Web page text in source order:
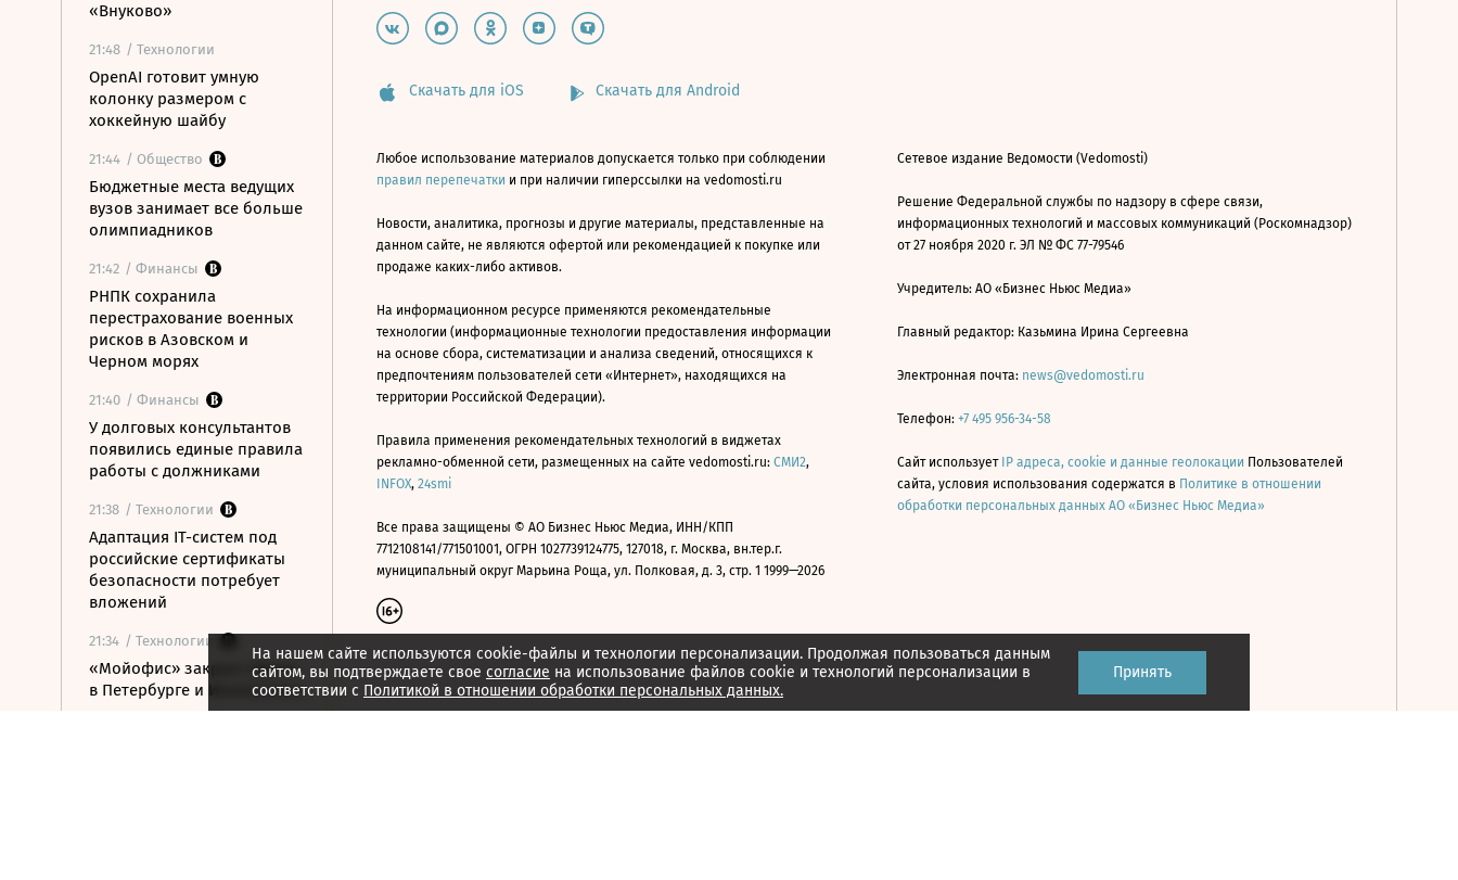
«Внуково»
21:48 / Технологии
OpenAI готовит умную
колонку размером с
хоккейную шайбу
21:44 / Общество
Бюджетные места ведущих
вузов занимает все больше
олимпиадников
21:42 / Финансы
РНПК сохранила
перестрахование военных
рисков в Азовском и
Черном морях
21:40 / Финансы
У долговых консультантов
появились единые правила
работы с должниками
21:38 / Технологии
Адаптация IT-систем под
российские сертификаты
безопасности потребует
вложений
21:34 / Технологии
«Мойофис» закрыл офисы
в Петербурге и Иннополисе
На нашем сайте используются cookie-файлы и технологии персонализации. Продолжая пользоваться данным
сайтом, вы подтверждаете свое согласие на использование файлов cookie и технологий персонализации в
соответствии с Политикой в отношении обработки персональных данных.
Принять
Скачать для iOS Скачать для Android
Любое использование материалов допускается только при соблюдении
правил перепечатки и при наличии гиперссылки на vedomosti.ru
Новости, аналитика, прогнозы и другие материалы, представленные на
данном сайте, не являются офертой или рекомендацией к покупке или
продаже каких-либо активов.
На информационном ресурсе применяются рекомендательные
технологии (информационные технологии предоставления информации
на основе сбора, систематизации и анализа сведений, относящихся к
предпочтениям пользователей сети «Интернет», находящихся на
территории Российской Федерации).
Правила применения рекомендательных технологий в виджетах
рекламно-обменной сети, размещенных на сайте vedomosti.ru: СМИ2,
INFOX, 24smi
Все права защищены © АО Бизнес Ньюс Медиа, ИНН/КПП
7712108141/771501001, ОГРН 1027739124775, 127018, г. Москва, вн.тер.г.
муниципальный округ Марьина Роща, ул. Полковая, д. 3, стр. 1 1999—2026
Сетевое издание Ведомости (Vedomosti)
Решение Федеральной службы по надзору в сфере связи,
информационных технологий и массовых коммуникаций (Роскомнадзор)
от 27 ноября 2020 г. ЭЛ № ФС 77-79546
Учредитель: АО «Бизнес Ньюс Медиа»
Главный редактор: Казьмина Ирина Сергеевна
Электронная почта: news@vedomosti.ru
Телефон: +7 495 956-34-58
Сайт использует IP адреса, cookie и данные геолокации Пользователей
сайта, условия использования содержатся в Политике в отношении
обработки персональных данных АО «Бизнес Ньюс Медиа»